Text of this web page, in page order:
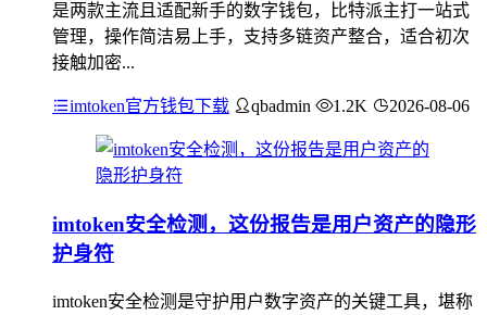
是两款主流且适配新手的数字钱包，比特派主打一站式
管理，操作简洁易上手，支持多链资产整合，适合初次
接触加密...
imtoken官方钱包下载 qbadmin 1.2K 2026-08-06
imtoken安全检测，这份报告是用户资产的隐形
护身符
imtoken安全检测是守护用户数字资产的关键工具，堪称